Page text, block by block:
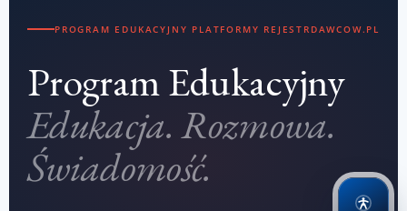
PROGRAM EDUKACYJNY PLATFORMY REJESTRDAWCOW.PL
Program Edukacyjny
Edukacja. Rozmowa.
Świadomość.